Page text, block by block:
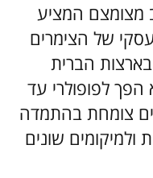
מצומצם המציע
של הצימרים
הברית
הוא לא הפך לפופולרי עד
צומחת בהתמדה
ולמיקומים שונים